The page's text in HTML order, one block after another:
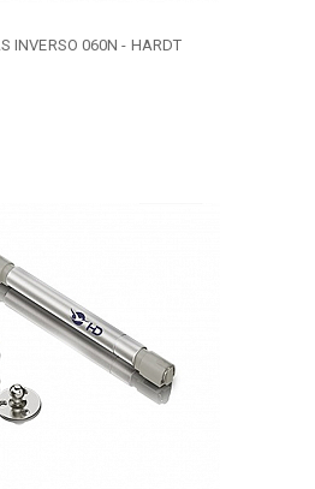
INVERSO 060N - HARDT